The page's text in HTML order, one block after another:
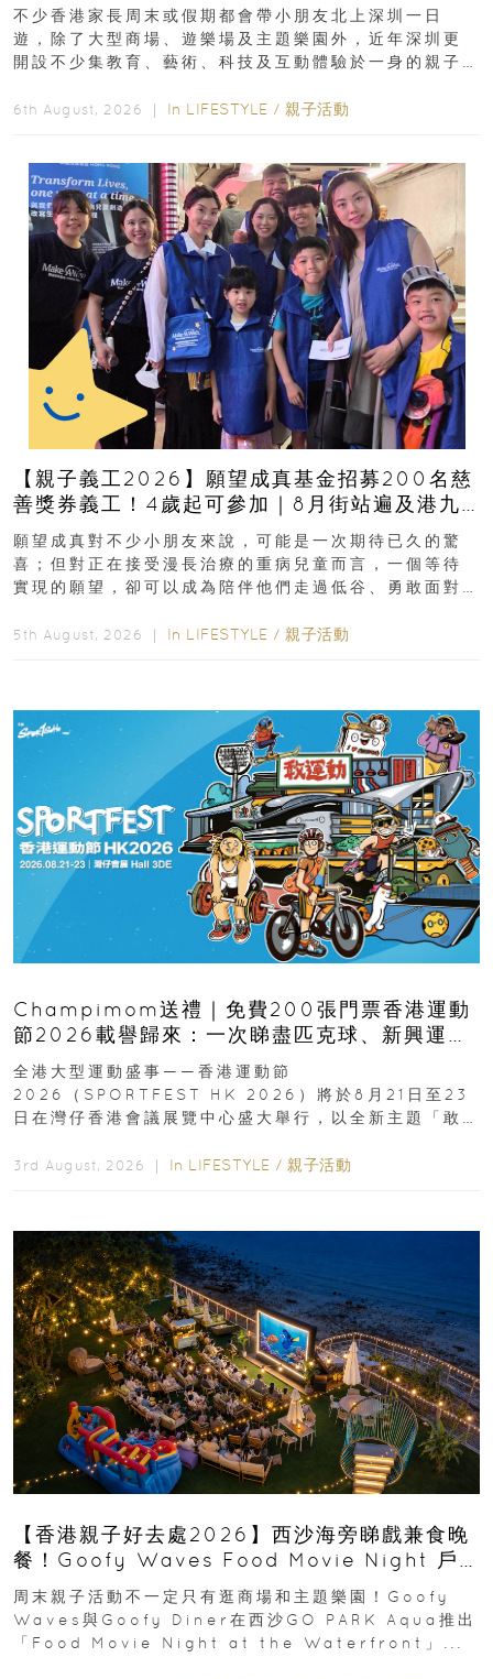
不少香港家長周末或假期都會帶小朋友北上深圳一日
遊，除了大型商場、遊樂場及主題樂園外，近年深圳更
開設不少集教育、藝術、科技及互動體驗於一身的親子
6th August, 2026 ｜ In LIFESTYLE / 親子活動
【親子義工2026】願望成真基金招募200名慈
善獎券義工！4歲起可參加｜8月街站遍及港九
新界
願望成真對不少小朋友來說，可能是一次期待已久的驚
喜；但對正在接受漫長治療的重病兒童而言，一個等待
實現的願望，卻可以成為陪伴他們走過低谷、勇敢面對
5th August, 2026 ｜ In LIFESTYLE / 親子活動
Champimom送禮｜免費200張門票香港運動
節2026載譽歸來：一次睇盡匹克球、新興運
動、街舞比賽＋逾百運動品牌展覽
全港大型運動盛事——香港運動節
2026（SPORTFEST HK 2026）將於8月21日至23
日在灣仔香港會議展覽中心盛大舉行，以全新主題「敢
3rd August, 2026 ｜ In LIFESTYLE / 親子活動
【香港親子好去處2026】西沙海旁睇戲兼食晚
餐！Goofy Waves Food Movie Night 戶
外影院逢週末登場
周末親子活動不一定只有逛商場和主題樂園！Goofy
Waves與Goofy Diner在西沙GO PARK Aqua推出
「Food Movie Night at the Waterfront」...